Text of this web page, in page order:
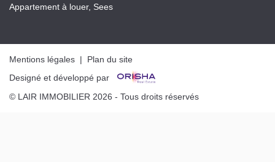
Appartement à louer, Sees
Mentions légales | Plan du site
Designé et développé par
© LAIR IMMOBILIER 2026 - Tous droits réservés